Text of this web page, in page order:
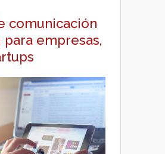
comunicación
para empresas,